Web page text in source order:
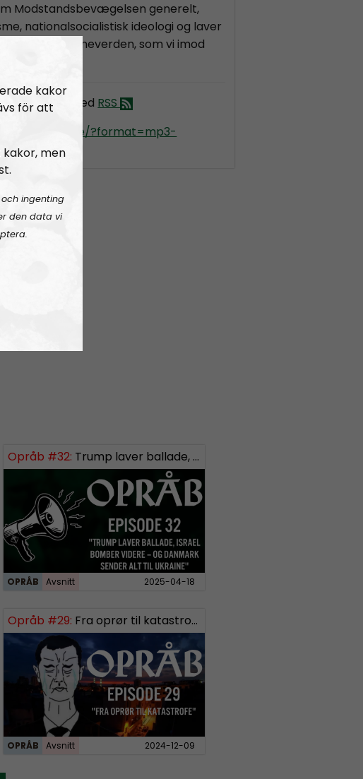
Modstandsbevægelsen generelt,
nationalsocialistisk ideologi og laver
absurde klovneverden, som vi imod
os i.
på OPRÅB med RSS
nordiskradio.se/?format=mp3-
Opråb #32: Trump laver ballade, Israel bomber videre og Danmark sender alt til Ukraine
OPRÅB Avsnitt 2025-04-18
Opråb #29: Fra oprør til katastrofe
OPRÅB Avsnitt 2024-12-09
kakor
för att
men
ingenting
den data vi